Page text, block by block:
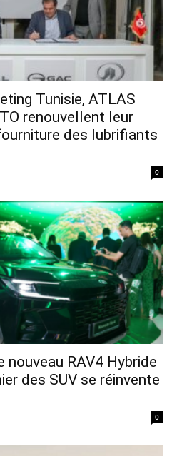
Tunisie, ATLAS
renouvellent leur
des lubrifiants
0
nouveau RAV4 Hybride
des SUV se réinvente
0